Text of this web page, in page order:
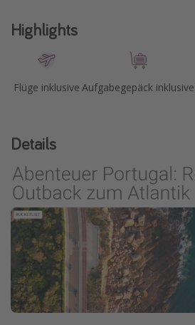
Highlights
Flüge inklusive Aufgabegepäck inklusive
Details